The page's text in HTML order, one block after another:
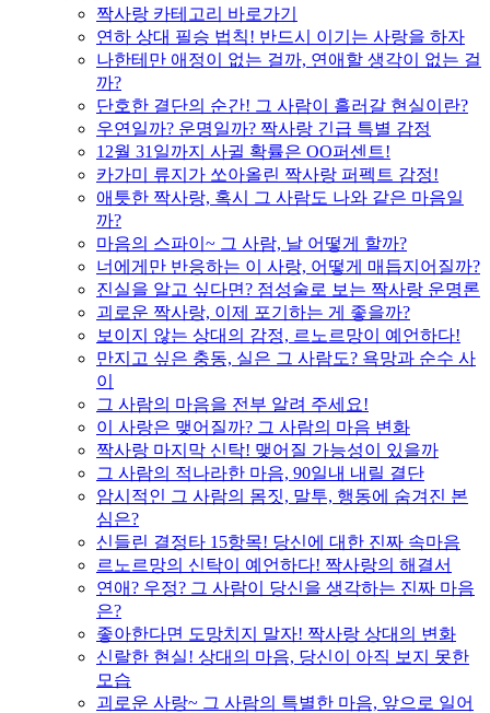
짝사랑 카테고리 바로가기
연하 상대 필승 법칙! 반드시 이기는 사랑을 하자
나한테만 애정이 없는 걸까, 연애할 생각이 없는 걸
까?
단호한 결단의 순간! 그 사람이 흘러갈 현실이란?
우연일까? 운명일까? 짝사랑 긴급 특별 감정
12월 31일까지 사귈 확률은 OO퍼센트!
카가미 류지가 쏘아올린 짝사랑 퍼펙트 감정!
애틋한 짝사랑, 혹시 그 사람도 나와 같은 마음일
까?
마음의 스파이~ 그 사람, 날 어떻게 할까?
너에게만 반응하는 이 사랑, 어떻게 매듭지어질까?
진실을 알고 싶다면? 점성술로 보는 짝사랑 운명론
괴로운 짝사랑, 이제 포기하는 게 좋을까?
보이지 않는 상대의 감정, 르노르망이 예언하다!
만지고 싶은 충동, 실은 그 사람도? 욕망과 순수 사
이
그 사람의 마음을 전부 알려 주세요!
이 사랑은 맺어질까? 그 사람의 마음 변화
짝사랑 마지막 신탁! 맺어질 가능성이 있을까
그 사람의 적나라한 마음, 90일내 내릴 결단
암시적인 그 사람의 몸짓, 말투, 행동에 숨겨진 본
심은?
신들린 결정타 15항목! 당신에 대한 진짜 속마음
르노르망의 신탁이 예언하다! 짝사랑의 해결서
연애? 우정? 그 사람이 당신을 생각하는 진짜 마음
은?
좋아한다면 도망치지 말자! 짝사랑 상대의 변화
신랄한 현실! 상대의 마음, 당신이 아직 보지 못한
모습
괴로운 사랑~ 그 사람의 특별한 마음, 앞으로 일어